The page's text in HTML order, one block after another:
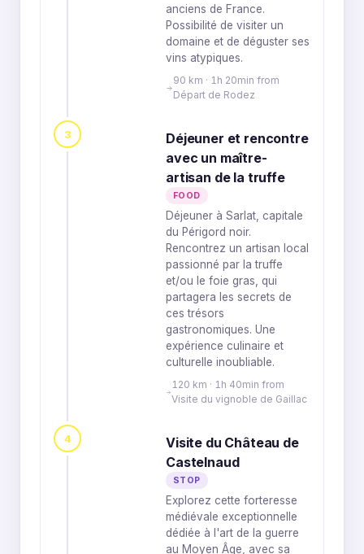
anciens de France.
Possibilité de visiter un
domaine et de déguster ses
vins atypiques.
90 km · 1h 20min from
Départ de Rodez
3
Déjeuner et rencontre
avec un maître-
artisan de la truffe
FOOD
Déjeuner à Sarlat, capitale
du Périgord noir.
Rencontrez un artisan local
passionné par la truffe
et/ou le foie gras, qui
partagera les secrets de
ces trésors
gastronomiques. Une
expérience culinaire et
culturelle inoubliable.
120 km · 1h 40min from
Visite du vignoble de Gaillac
4
Visite du Château de
Castelnaud
STOP
Explorez cette forteresse
médiévale exceptionnelle
dédiée à l'art de la guerre
au Moyen Âge, avec sa